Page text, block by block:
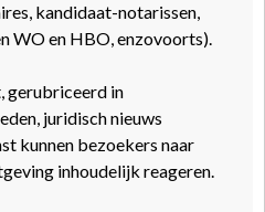
kandidaat-notarissen,
WO en HBO, enzovoorts).
gerubriceerd in
juridisch nieuws
kunnen bezoekers naar
inhoudelijk reageren.